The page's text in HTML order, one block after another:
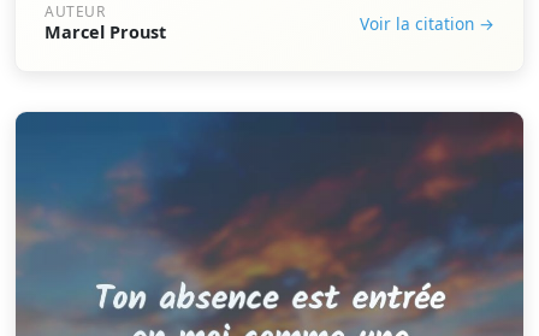
AUTEUR
Marcel Proust Voir la citation →